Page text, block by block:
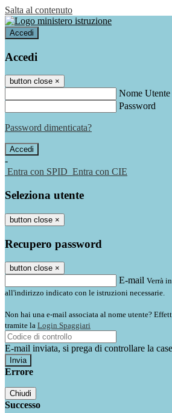
Salta al contenuto
Accedi
Accedi
button close ×
Nome Utente
Password
Password dimenticata?
-
Entra con SPID Entra con CIE
Seleziona utente
button close ×
Recupero password
button close ×
E-mail Verrà
all'indirizzo indicato con le istruzioni necessarie.
Non hai una e-mail associata al nome utente?
tramite la Login Spaggiari
E-mail inviata, si prega di controllare la
Errore
Chiudi
Successo